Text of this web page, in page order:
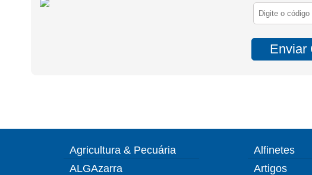
Agricultura & Pecuária
ALGAzarra
Alfinetes
Artigos